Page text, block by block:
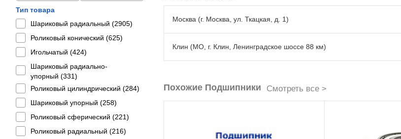
Тип товара
Шариковый радиальный (2905)
Роликовый конический (625)
Игольчатый (424)
Шариковый радиально-
упорный (331)
Роликовый цилиндрический (284)
Шариковый упорный (258)
Роликовый сферический (221)
Роликовый радиальный (216)
Москва (г. Москва, ул. Ткацкая, д. 1)
Клин (МО, г. Клин, Ленинградское шоссе 88 км)
Похожие Подшипники Смотреть все >